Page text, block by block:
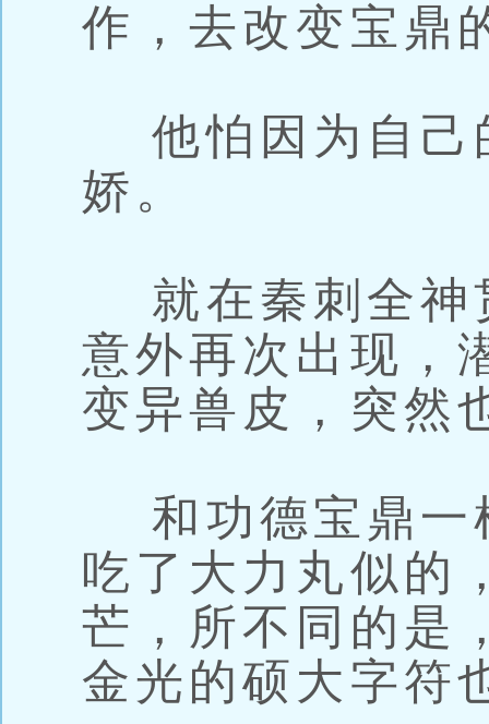
作，去改变宝鼎
他怕因为自己
娇。
就在秦刺全神
意外再次出现，
变异兽皮，突然
和功德宝鼎一
吃了大力丸似的
芒，所不同的是
金光的硕大字符